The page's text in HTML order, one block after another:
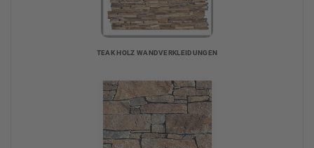
TEAK HOLZ WANDVERKLEIDUNGEN